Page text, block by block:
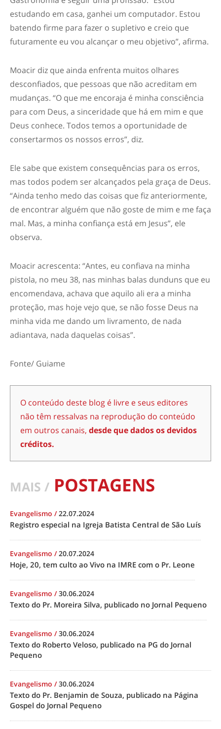
estudando em casa, ganhei um computador. Estou
batendo firme para fazer o supletivo e creio que
futuramente eu vou alcançar o meu objetivo”, afirma.
Moacir diz que ainda enfrenta muitos olhares
desconfiados, que pessoas que não acreditam em
mudanças. “O que me encoraja é minha consciência
para com Deus, a sinceridade que há em mim e que
Deus conhece. Todos temos a oportunidade de
consertarmos os nossos erros”, diz.
Ele sabe que existem consequências para os erros,
mas todos podem ser alcançados pela graça de Deus.
“Ainda tenho medo das coisas que fiz anteriormente,
de encontrar alguém que não goste de mim e me faça
mal. Mas, a minha confiança está em Jesus”, ele
observa.
Moacir acrescenta: “Antes, eu confiava na minha
pistola, no meu 38, nas minhas balas dunduns que eu
encomendava, achava que aquilo ali era a minha
proteção, mas hoje vejo que, se não fosse Deus na
minha vida me dando um livramento, de nada
adiantava, nada daquelas coisas”.
Fonte/ Guiame
O conteúdo deste blog é livre e seus editores
não têm ressalvas na reprodução do conteúdo
em outros canais, desde que dados os devidos
créditos.
MAIS / POSTAGENS
Evangelismo /22.07.2024
Registro especial na Igreja Batista Central de São Luís
Evangelismo /20.07.2024
Hoje, 20, tem culto ao Vivo na IMRE com o Pr. Leone
Evangelismo /30.06.2024
Texto do Pr. Moreira Silva, publicado no Jornal Pequeno
Evangelismo /30.06.2024
Texto do Roberto Veloso, publicado na PG do Jornal
Pequeno
Evangelismo /30.06.2024
Texto do Pr. Benjamin de Souza, publicado na Página
Gospel do Jornal Pequeno